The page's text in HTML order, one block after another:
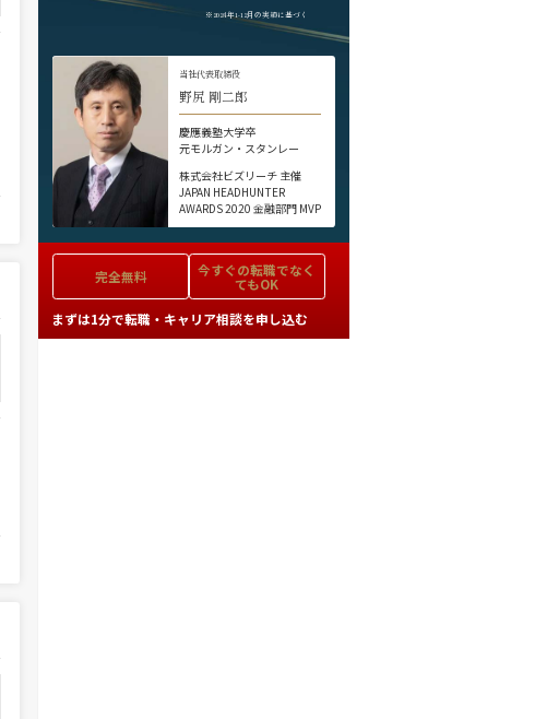
※2024年1-12月の実績に基づく
当社代表取締役
野尻 剛二郎
慶應義塾大学卒
元モルガン・スタンレー
株式会社ビズリーチ 主催
JAPAN HEADHUNTER
AWARDS 2020 金融部門 MVP
完全無料 今すぐの転職でなく
てもOK
まずは1分で転職・キャリア相談を申し込む